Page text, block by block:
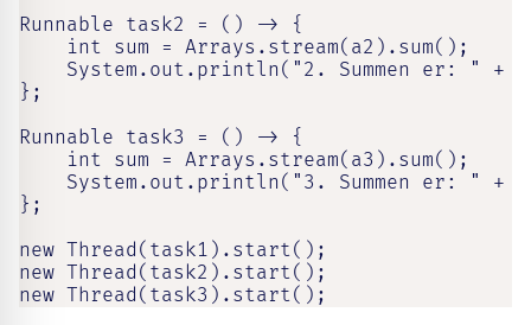
Runnable task2 = () -> {
    int sum = Arrays.stream(a2).sum();
System.out.println("2. Summen er: " +
};
Runnable task3 = () -> {
    int sum = Arrays.stream(a3).sum();
System.out.println("3. Summen er: " +
};
new Thread(task1).start();
new Thread(task2).start();
new Thread(task3).start();